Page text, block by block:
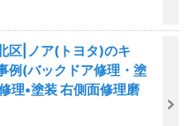
区|ノア(トヨタ)のキ
例(バックドア修理・塗
理•塗装 右側面修理磨